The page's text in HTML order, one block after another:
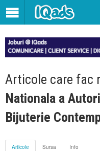
Articole care fac
Nationala a
Bijuterie
Articole Sursa Info